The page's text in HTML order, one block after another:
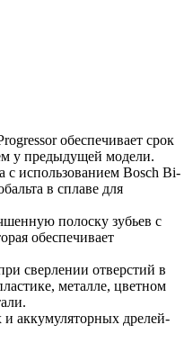
обеспечивает срок
у предыдущей модели.
использованием Bosch Bi-
в сплаве для
полоску зубьев с
обеспечивает
сверлении отверстий в
металле, цветном
и аккумуляторных дрелей-